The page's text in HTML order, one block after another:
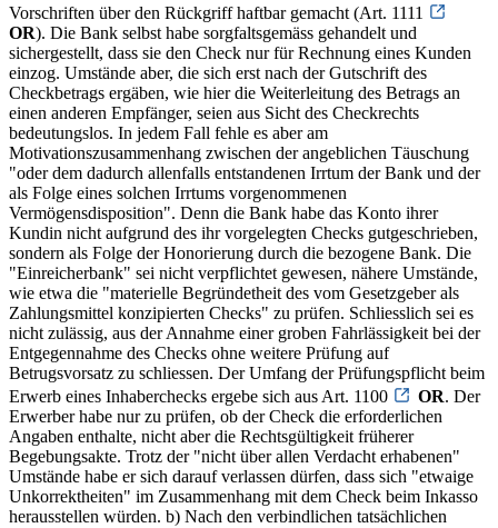
Vorschriften über den Rückgriff haftbar gemacht (Art. 1111
OR). Die Bank selbst habe sorgfaltsgemäss gehandelt und
sichergestellt, dass sie den Check nur für Rechnung eines Kunden
einzog. Umstände aber, die sich erst nach der Gutschrift des
Checkbetrags ergäben, wie hier die Weiterleitung des Betrags an
einen anderen Empfänger, seien aus Sicht des Checkrechts
bedeutungslos. In jedem Fall fehle es aber am
Motivationszusammenhang zwischen der angeblichen Täuschung
"oder dem dadurch allenfalls entstandenen Irrtum der Bank und der
als Folge eines solchen Irrtums vorgenommenen
Vermögensdisposition". Denn die Bank habe das Konto ihrer
Kundin nicht aufgrund des ihr vorgelegten Checks gutgeschrieben,
sondern als Folge der Honorierung durch die bezogene Bank. Die
"Einreicherbank" sei nicht verpflichtet gewesen, nähere Umstände,
wie etwa die "materielle Begründetheit des vom Gesetzgeber als
Zahlungsmittel konzipierten Checks" zu prüfen. Schliesslich sei es
nicht zulässig, aus der Annahme einer groben Fahrlässigkeit bei der
Entgegennahme des Checks ohne weitere Prüfung auf
Betrugsvorsatz zu schliessen. Der Umfang der Prüfungspflicht beim
Erwerb eines Inhaberchecks ergebe sich aus Art. 1100
OR. Der
Erwerber habe nur zu prüfen, ob der Check die erforderlichen
Angaben enthalte, nicht aber die Rechtsgültigkeit früherer
Begebungsakte. Trotz der "nicht über allen Verdacht erhabenen"
Umstände habe er sich darauf verlassen dürfen, dass sich "etwaige
Unkorrektheiten" im Zusammenhang mit dem Check beim Inkasso
herausstellen würden. b) Nach den verbindlichen tatsächlichen